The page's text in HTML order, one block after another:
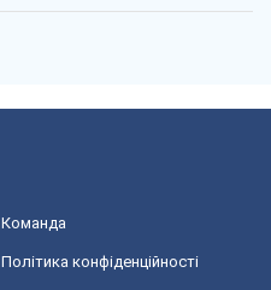
Команда
Політика конфіденційності